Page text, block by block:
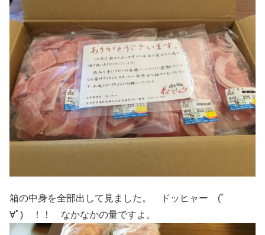
箱の中身を全部出して見ました。 ドッヒャー (ﾟ
∀ﾟ) ！！ なかなかの量ですよ。